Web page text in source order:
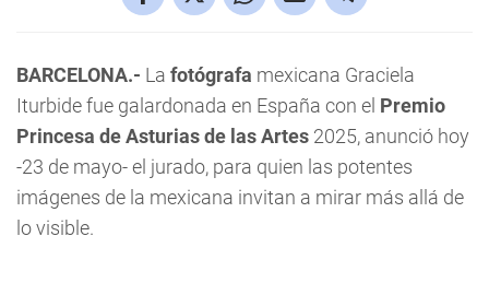
BARCELONA.- La fotógrafa mexicana Graciela
Iturbide fue galardonada en España con el Premio
Princesa de Asturias de las Artes 2025, anunció hoy
-23 de mayo- el jurado, para quien las potentes
imágenes de la mexicana invitan a mirar más allá de
lo visible.